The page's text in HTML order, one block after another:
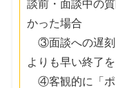
談前・面談中の
かった場合
③面談への遅刻
よりも早い終了
④客観的に「ポ